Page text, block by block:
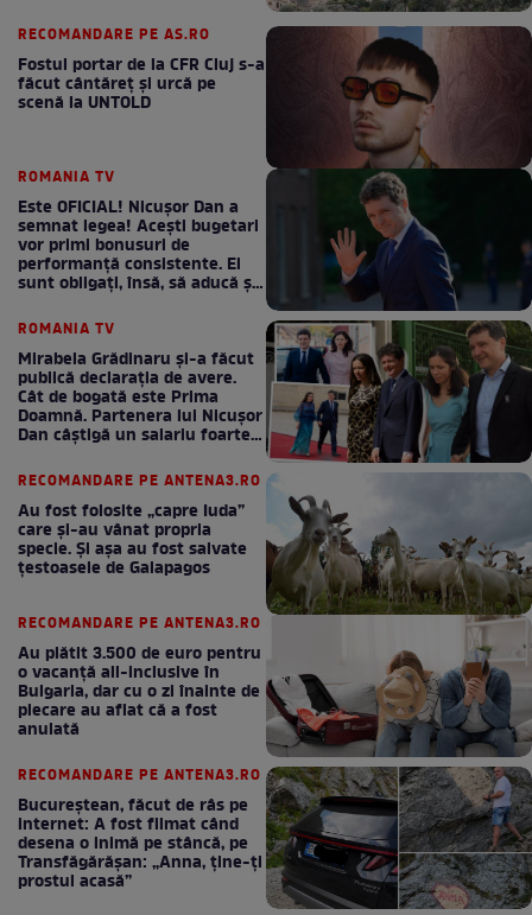
RECOMANDARE PE AS.RO
Fostul portar de la CFR Cluj s-a
făcut cântăreţ şi urcă pe
scenă la UNTOLD
ROMANIA TV
Este OFICIAL! Nicușor Dan a
semnat legea! Acești bugetari
vor primi bonusuri de
performanță consistente. Ei
sunt obligați, însă, să aducă și
ROMANIA TV
Mirabela Grădinaru și-a făcut
publică declarația de avere.
Cât de bogată este Prima
Doamnă. Partenera lui Nicușor
Dan câștigă un salariu foarte
RECOMANDARE PE ANTENA3.RO
Au fost folosite „capre Iuda”
care și-au vânat propria
specie. Și așa au fost salvate
țestoasele de Galapagos
RECOMANDARE PE ANTENA3.RO
Au plătit 3.500 de euro pentru
o vacanță all-inclusive în
Bulgaria, dar cu o zi înainte de
plecare au aflat că a fost
anulată
RECOMANDARE PE ANTENA3.RO
Bucureștean, făcut de râs pe
internet: A fost filmat când
desena o inimă pe stâncă, pe
Transfăgărășan: „Anna, ține-ți
prostul acasă”